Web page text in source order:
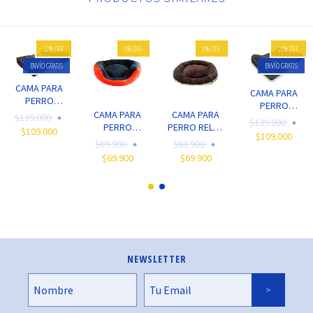
22%OFF
ENVÍO GRATIS
CAMA PARA
PERRO
ORTOPEDICA
LUXURY
$139.000
$109.000
0%OFF
CAMA PARA
PERRO
CUDDLER
$69.900
$69.900
0%OFF
CAMA PARA
PERRO RELAX
PRINTED
$69.900
$69.900
22%OFF
ENVÍO GRATIS
CAMA PARA
PERRO
ORTOPEDICA
LOUNGER
$139.000
$109.000
NEWSLETTER